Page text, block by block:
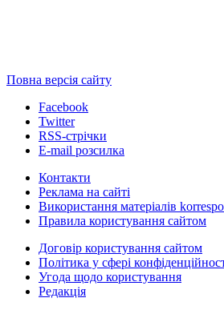
Повна версія сайту
Facebook
Twitter
RSS-стрічки
E-mail розсилка
Контакти
Реклама на сайті
Використання матеріалів
Правила користування сайтом
Договір користування сайтом
Політика у сфері
Угода щодо користування
Редакція